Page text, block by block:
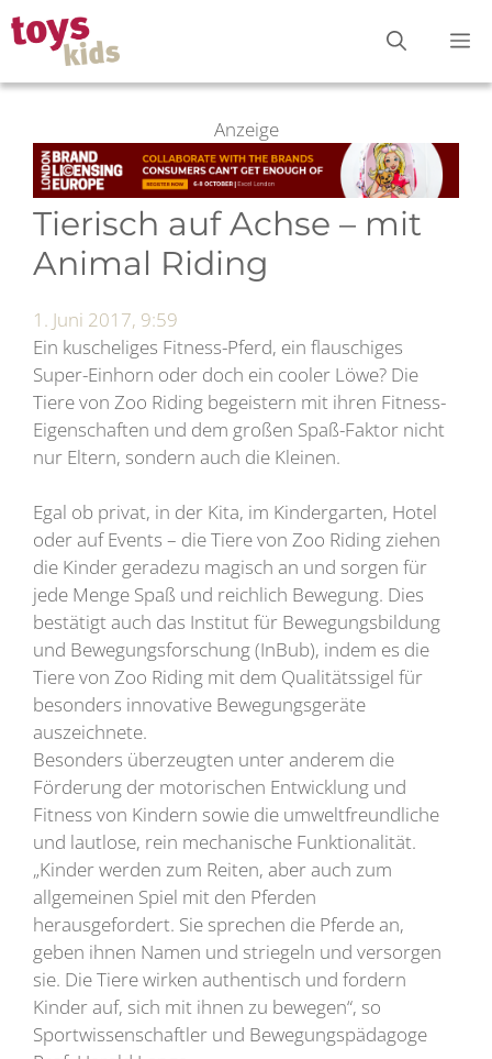
Zum
Inhalt
springen
Anzeige
Tierisch auf Achse – mit
Animal Riding
1. Juni 2017, 9:59
Ein kuscheliges Fitness-Pferd, ein flauschiges
Super-Einhorn oder doch ein cooler Löwe? Die
Tiere von Zoo Riding begeistern mit ihren Fitness-
Eigenschaften und dem großen Spaß-Faktor nicht
nur Eltern, sondern auch die Kleinen.
Egal ob privat, in der Kita, im Kindergarten, Hotel
oder auf Events – die Tiere von Zoo Riding ziehen
die Kinder geradezu magisch an und sorgen für
jede Menge Spaß und reichlich Bewegung. Dies
bestätigt auch das Institut für Bewegungsbildung
und Bewegungsforschung (InBub), indem es die
Tiere von Zoo Riding mit dem Qualitätssigel für
besonders innovative Bewegungsgeräte
auszeichnete.
Besonders überzeugten unter anderem die
Förderung der motorischen Entwicklung und
Fitness von Kindern sowie die umweltfreundliche
und lautlose, rein mechanische Funktionalität.
„Kinder werden zum Reiten, aber auch zum
allgemeinen Spiel mit den Pferden
herausgefordert. Sie sprechen die Pferde an,
geben ihnen Namen und striegeln und versorgen
sie. Die Tiere wirken authentisch und fordern
Kinder auf, sich mit ihnen zu bewegen“, so
Sportwissenschaftler und Bewegungspädagoge